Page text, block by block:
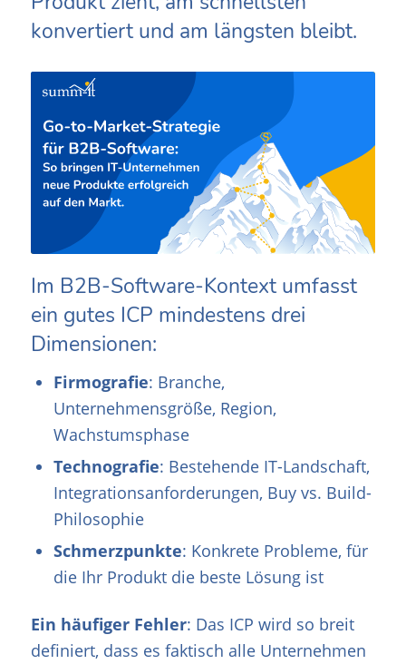
konvertiert und am längsten bleibt.
Im B2B-Software-Kontext umfasst
ein gutes ICP mindestens drei
Dimensionen:
Firmografie: Branche,
Unternehmensgröße, Region,
Wachstumsphase
Technografie: Bestehende IT-Landschaft,
Integrationsanforderungen, Buy vs. Build-
Philosophie
Schmerzpunkte: Konkrete Probleme, für
die Ihr Produkt die beste Lösung ist
Ein häufiger Fehler: Das ICP wird so breit
definiert, dass es faktisch alle Unternehmen